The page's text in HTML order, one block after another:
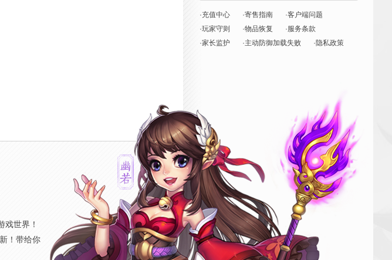
戏世界！
！带给你
·充值中心 ·寄售指南
·客户端问题
·玩家守则
·物品恢复
·服务条款
·家长监护
·主动防御加载失败 ·隐私政策